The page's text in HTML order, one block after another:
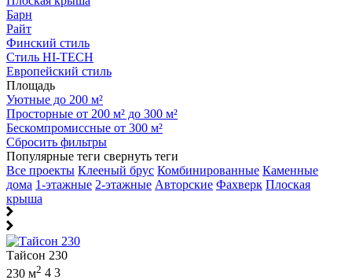
Барн
Райт
Финский стиль
Стиль HI-TECH
Европейский стиль
Площадь
Уютные до 200 м²
Просторные от 200 м² до 300 м²
Бескомпромиссные от 300 м²
Сбросить фильтры
Популярные теги свернуть теги
Все проекты Клееный брус Комбинированные Каменные
дома 1-этажные 2-этажные Авторские Фахверк Плоская
крыша
Тайсон 230
230 м2 4 3